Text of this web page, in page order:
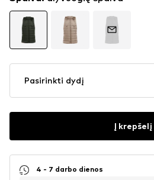
Pasirinkti dydį
Į krepšelį
4 - 7 darbo dienos